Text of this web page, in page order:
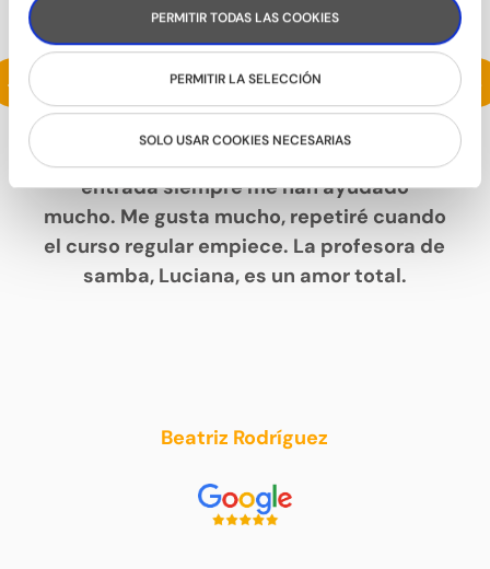
PERMITIR TODAS LAS COOKIES
PERMITIR LA SELECCIÓN
SOLO USAR COOKIES NECESARIAS
HABLAN DE NOSOTROS
<
Estoy haciendo un intensivo de samba y
entrada siempre me han ayudado
mucho. Me gusta mucho, repetiré cuando
el curso regular empiece. La profesora de
samba, Luciana, es un amor total.
Beatriz Rodríguez
>